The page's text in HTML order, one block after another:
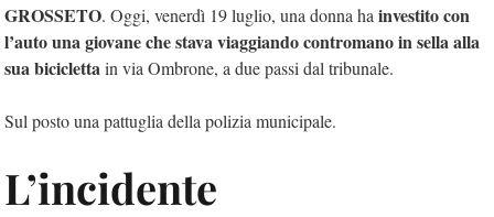
GROSSETO. Oggi, venerdì 19 luglio, una donna ha investito con
l’auto una giovane che stava viaggiando contromano in sella alla
sua biciclettain via Ombrone, a due passi dal tribunale.
Sul posto una pattuglia della polizia municipale.
L’incidente